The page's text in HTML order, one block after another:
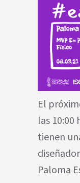
El
las 10:00
tienen
Paloma